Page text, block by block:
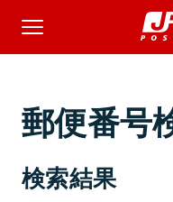
郵便番号
検索結果